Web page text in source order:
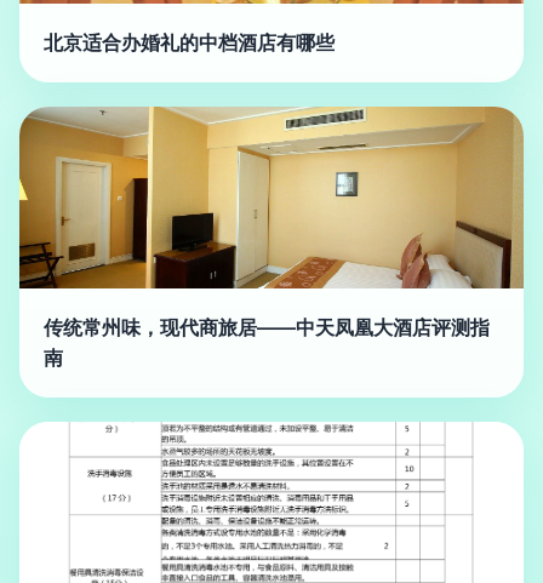
北京适合办婚礼的中档酒店有哪些
传统常州味，现代商旅居——中天凤凰大酒店评测指
南